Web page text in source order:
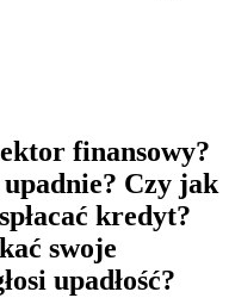
finansowy?
Czy jak
kredyt?
swoje
upadłość?